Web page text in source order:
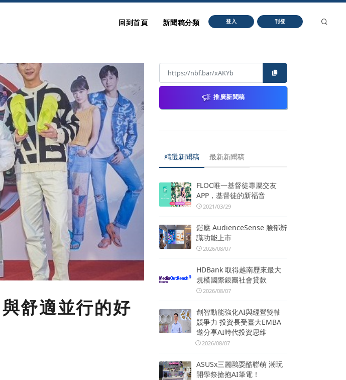
回到首頁 新聞稿分類 登入 刊登
舒適並行的好
推廣新聞稿
精選新聞稿 最新新聞稿
FLOC唯一基督徒專屬交友
APP，基督徒的新福音
2021/03/29
鎧應 AudienceSense 臉部辨
識功能上市
2026/08/07
HDBank 取得越南歷來最大
規模國際銀團社會貸款
2026/08/07
創智動能強化AI與經營雙軸
競爭力 投資長受臺大EMBA
邀分享AI時代投資思維
2026/08/07
ASUSx三麗鷗耍酷聯萌 潮玩
開學祭搶抱AI筆電！